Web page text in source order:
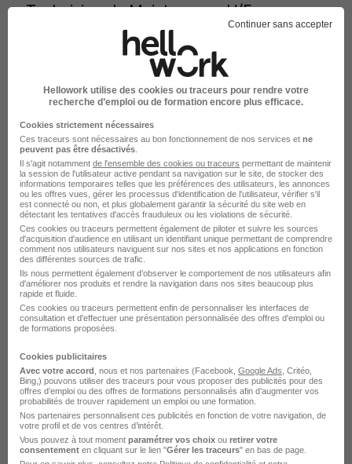
Technicien de Maintenance H/F
Intérim Temps partiel
Cette offre n’est plus disponible depuis le 10/06/26
Technicien de Maintenance H/F
Morgan Services
Château-Thierry - 02 Intérim Temps partiel
Cette offre n’est plus disponible depuis le 10/06/26
Technicien de Maintenance H/F
PROMAN
Continuer sans accepter
Hellowork utilise des cookies ou traceurs pour rendre votre
recherche d’emploi ou de formation encore plus efficace.
Cookies strictement nécessaires
Ces traceurs sont nécessaires au bon fonctionnement de nos services et ne
peuvent pas être désactivés
Il s'agit notamment de l'ensemble des cookies ou traceurs permettant de maintenir
la session de l'utilisateur active pendant sa navigation sur le site, de stocker des
informations temporaires telles que les préférences des utilisateurs, les annonces
ou les offres vues, gérer les processus d'identification de l'utilisateur, vérifier s'il
est connecté ou non, et plus globalement garantir la sécurité du site web en
détectant les tentatives d'accès frauduleux ou les violations de sécurité.
Ces cookies ou traceurs permettent également de piloter et suivre les sources
d'acquisition d'audience en utilisant un identifiant unique permettant de comprendre
comment nos utilisateurs naviguent sur nos sites et nos applications en fonction
des différentes sources de trafic.
Ils nous permettent également d’observer le comportement de nos utilisateurs afin
d'améliorer nos produits et rendre la navigation dans nos sites beaucoup plus
rapide et fluide.
Ces cookies ou traceurs permettent enfin de personnaliser les interfaces de
consultation et d'effectuer une présentation personnalisée des offres d'emploi ou
de formations proposées.
Cookies publicitaires
Avec votre accord , nous et nos partenaires (Facebook, Google Ads , Critéo,
Bing,) pouvons utiliser des traceurs pour vous proposer des publicités pour des
offres d’emploi ou des offres de formations personnalisés afin d’augmenter vos
probabilités de trouver rapidement un emploi ou une formation.
Nos partenaires personnalisent ces publicités en fonction de votre navigation, de
votre profil et de vos centres d’intérêt.
Vous pouvez à tout moment paramétrer vos choix ou retirer votre
consentement en cliquant sur le lien "Gérer les traceurs" en bas de page.